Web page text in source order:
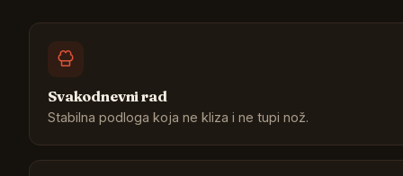
Svakodnevni rad
Stabilna podloga koja ne kliza i ne tupi nož.